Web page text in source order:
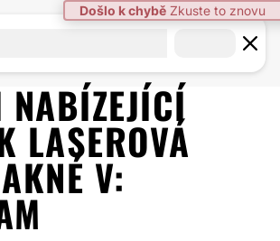
NABÍZEJÍCÍ
LASEROVÁ
V: